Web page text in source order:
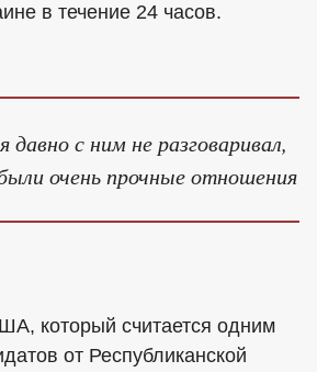
в течение 24 часов.
с ним не разговаривал,
очень прочные отношения
который считается одним
от Республиканской